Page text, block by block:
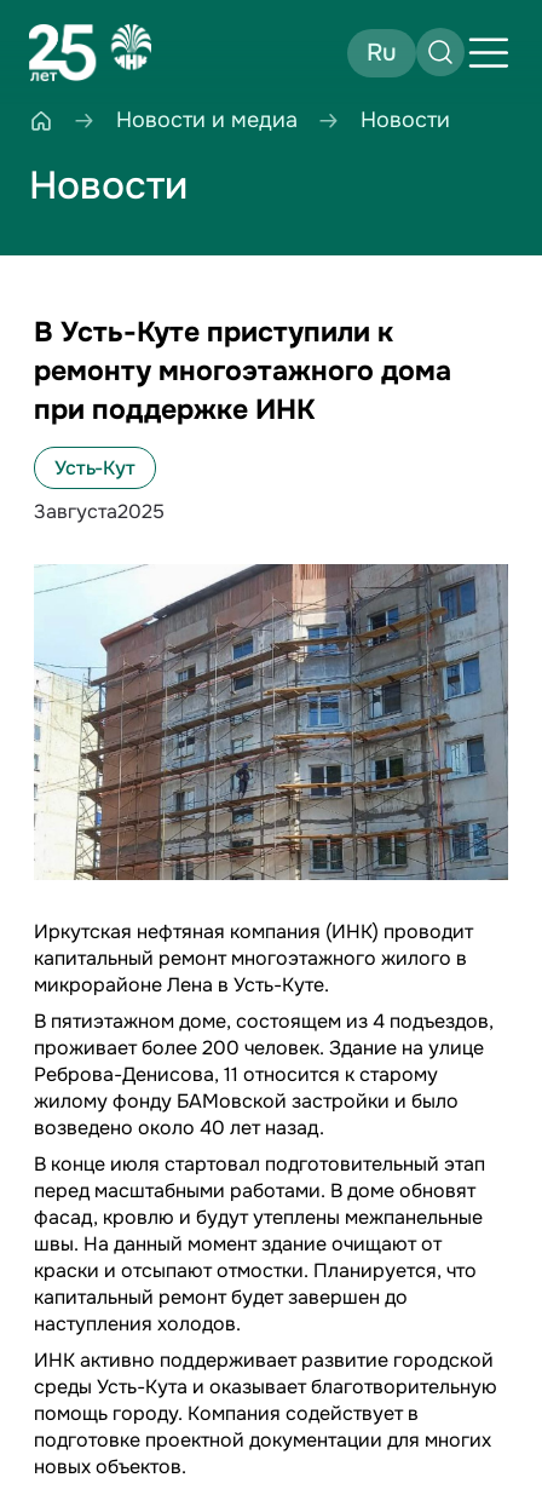
Ru
Новости и медиа Новости
Новости
В Усть-Куте приступили к
ремонту многоэтажного дома
при поддержке ИНК
Усть-Кут
3августа2025
Иркутская нефтяная компания (ИНК) проводит
капитальный ремонт многоэтажного жилого в
микрорайоне Лена в Усть-Куте.
В пятиэтажном доме, состоящем из 4 подъездов,
проживает более 200 человек. Здание на улице
Реброва-Денисова, 11 относится к старому
жилому фонду БАМовской застройки и было
возведено около 40 лет назад.
В конце июля стартовал подготовительный этап
перед масштабными работами. В доме обновят
фасад, кровлю и будут утеплены межпанельные
швы. На данный момент здание очищают от
краски и отсыпают отмостки. Планируется, что
капитальный ремонт будет завершен до
наступления холодов.
ИНК активно поддерживает развитие городской
среды Усть-Кута и оказывает благотворительную
помощь городу. Компания содействует в
подготовке проектной документации для многих
новых объектов.